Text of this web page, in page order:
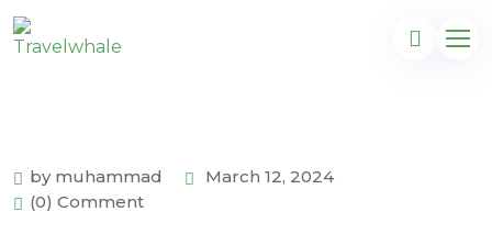
by muhammad
March 12, 2024
(0) Comment